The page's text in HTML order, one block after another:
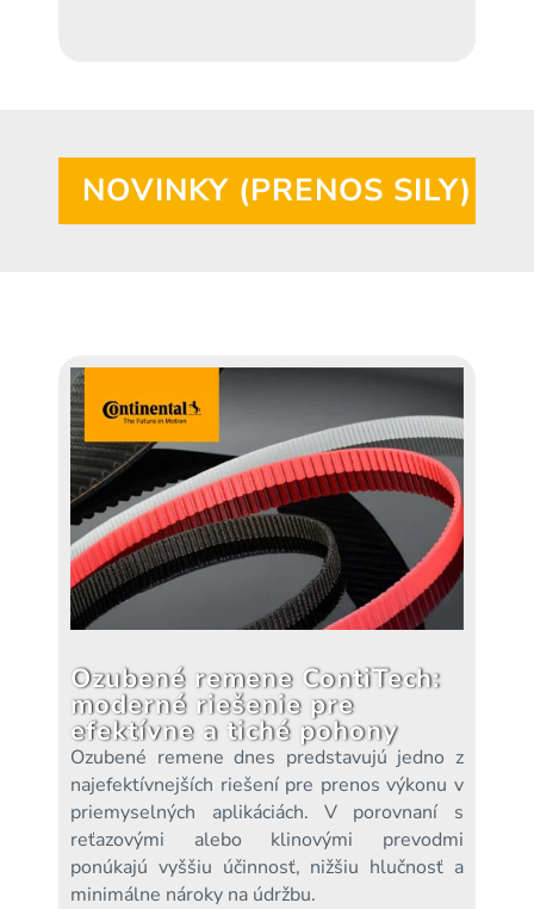
NOVINKY (PRENOS SILY)
Ozubené remene ContiTech:
moderné riešenie pre
efektívne a tiché pohony
Ozubené remene dnes predstavujú jedno z
najefektívnejších riešení pre prenos výkonu v
priemyselných aplikáciách. V porovnaní s
reťazovými alebo klinovými prevodmi
ponúkajú vyššiu účinnosť, nižšiu hlučnosť a
minimálne nároky na údržbu.